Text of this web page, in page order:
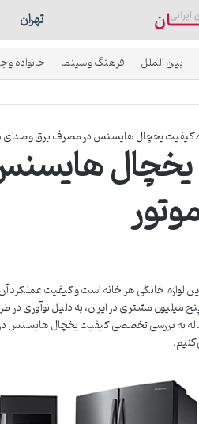
تهران
بین الملل فرهنگ و سینما خانواده و
/کیفیت یخچال هایسنس در مصرف برق و صدای
لوازم خانگی هر خانه است و کیفیت عملکرد
میلیون مشتری در ایران، به دلیل نوآوری در
به بررسی تخصصی کیفیت یخچال هایسنس